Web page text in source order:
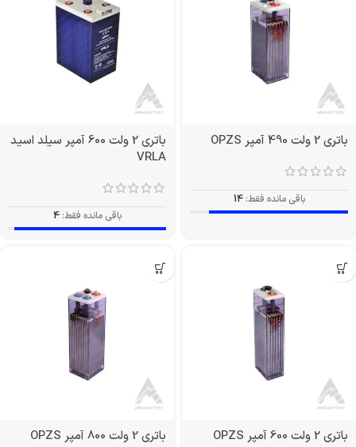
باتری 2 ولت 490 آمپر OPZS
باقی مانده فقط: 14
باتری 2 ولت 600 آمپر سیلد اسید
VRLA
باقی مانده فقط: 4
باتری 2 ولت 600 آمپر OPZS باتری 2 ولت 800 آمپر OPZS